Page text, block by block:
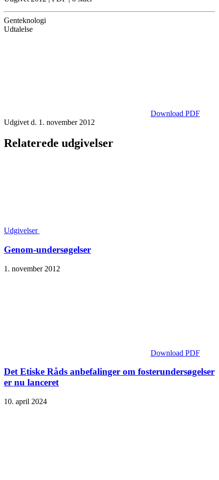
Genteknologi
Udtalelse
Download PDF
Udgivet d. 1. november 2012
Relaterede udgivelser
Udgivelser
Genom-undersøgelser
1. november 2012
Download PDF
Det Etiske Råds anbefalinger om fosterundersøgelser
er nu lanceret
10. april 2024